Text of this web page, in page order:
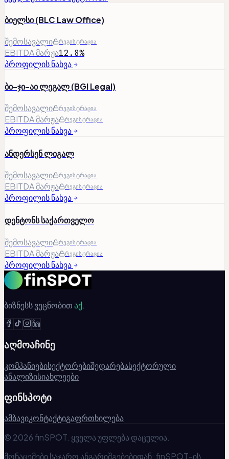
ბიელსი (BLC Law Office)
შემოსავალი რეგისტრაცია
EBITDA მარჟა12.8%
პროფილის ნახვა
ბი-ჯი-აი ლეგალ (BGI Legal)
შემოსავალი რეგისტრაცია
EBITDA მარჟა რეგისტრაცია
პროფილის ნახვა
ანდერსენ ლიგალ
შემოსავალი რეგისტრაცია
EBITDA მარჟა რეგისტრაცია
პროფილის ნახვა
დენტონს საქართველო
შემოსავალი რეგისტრაცია
EBITDA მარჟა რეგისტრაცია
პროფილის ნახვა
ბიზნესს ვეცნობითაქ.
აღმოაჩინე
კომპანიებისექტორებიშედარებასექტორული
ანალიზისიახლეები
ფინსპოტი
ამბავიკონტაქტიგაფრთხილება
© 2026 finSPOT. ყველა უფლება დაცულია.
მონაცემები საჯარო ანგარიშგებებიდან; finSPOT-ის